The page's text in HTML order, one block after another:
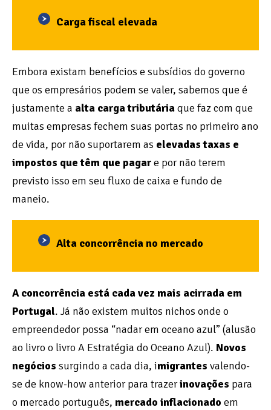
Carga fiscal elevada
Embora existam benefícios e subsídios do governo
que os empresários podem se valer, sabemos que é
justamente a alta carga tributáriaque faz com que
muitas empresas fechem suas portas no primeiro ano
de vida, por não suportarem as elevadas taxas e
impostos que têm que pagare por não terem
previsto isso em seu fluxo de caixa e fundo de
maneio.
Alta concorrência no mercado
A concorrência está cada vez mais acirrada em
Portugal. Já não existem muitos nichos onde o
empreendedor possa “nadar em oceano azul” (alusão
ao livro o livro A Estratégia do Oceano Azul). Novos
negócios surgindo a cada dia, imigrantes valendo-
se de know-how anterior para trazerinovações para
o mercado português, mercado inflacionado em